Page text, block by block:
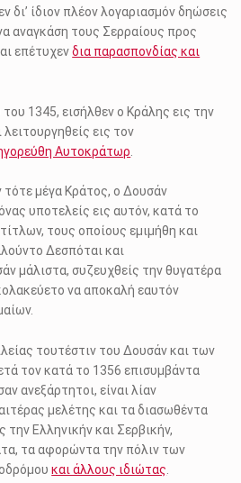
δι’ ίδιον πλέον λογαριασμόν δηώσεις
αναγκάση τους Σερραίους προς
επέτυχενδια παρασπονδίας και
1345, εισήλθεν ο Κράλης εις την
εις τον
Αυτοκράτωρ
τότε μέγα Κράτος, ο Δουσάν
υποτελείς εις αυτόν, κατά το
τους οποίους εμιμήθη και
Δεσπόται και
μάλιστα, συζευχθείς την θυγατέρα
να αποκαλή εαυτόν
τουτέστιν του Δουσάν και των
τον κατά το 1356 επισυμβάντα
ανεξάρτητοι, είναι λίαν
μελέτης και τα διασωθέντα
την Ελληνικήν και Σερβικήν,
τα αφορώντα την πόλιν των
και άλλους ιδιώτας